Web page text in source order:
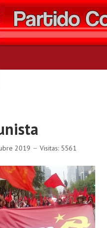
2019 Visitas: 5561